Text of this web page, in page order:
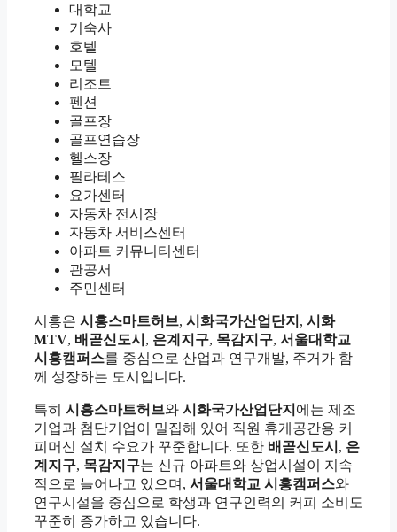
대학교
기숙사
호텔
모텔
리조트
펜션
골프장
골프연습장
헬스장
필라테스
요가센터
자동차 전시장
자동차 서비스센터
아파트 커뮤니티센터
관공서
주민센터
시흥은 시흥스마트허브, 시화국가산업단지 , 시화
MTV, 배곧신도시 , 은계지구, 목감지구, 서울대학교
시흥캠퍼스를 중심으로 산업과 연구개발, 주거가 함
께 성장하는 도시입니다.
특히 시흥스마트허브와 시화국가산업단지 에는 제조
기업과 첨단기업이 밀집해 있어 직원 휴게공간용 커
피머신 설치 수요가 꾸준합니다. 또한 배곧신도시 , 은
계지구, 목감지구는 신규 아파트와 상업시설이 지속
적으로 늘어나고 있으며, 서울대학교 시흥캠퍼스와
연구시설을 중심으로 학생과 연구인력의 커피 소비도
꾸준히 증가하고 있습니다.